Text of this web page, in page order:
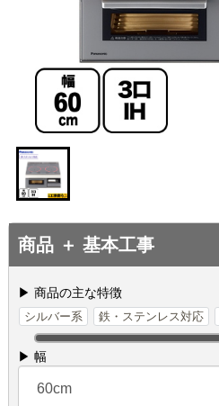
商品 ＋ 基本工事
▶ 商品の主な特徴
シルバー系 鉄・ステンレス対応
▶ 幅
60cm